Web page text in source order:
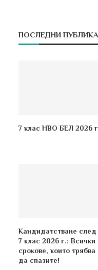
ПОСЛЕДНИ
7 клас НВО БЕЛ 2026
Кандидатстване след
7 клас 2026 г.: Всички
срокове, които трябва
да спазите!